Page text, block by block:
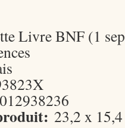
Livre BNF (1
23,2 x